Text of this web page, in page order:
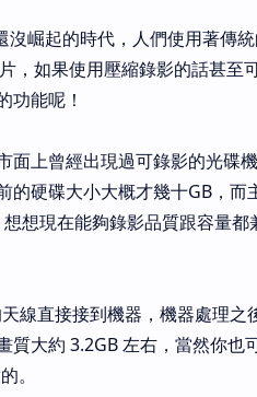
崛起的時代，人們使用著傳
，如果使用壓縮錄影的話甚至
功能呢！
面上曾經出現過可錄影的光碟
硬碟大小大概才幾十GB，而
想現在能夠錄影品質跟容量
線直接接到機器，機器處理之
質大約 3.2GB 左右，當然你也
。